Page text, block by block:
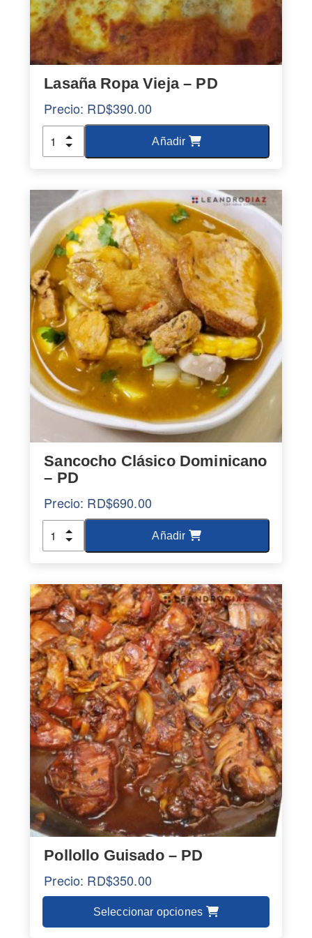
Lasaña Ropa Vieja – PD
Precio: RD$390.00
Cantidad
Añadir
Sancocho Clásico Dominicano
– PD
Precio: RD$690.00
Cantidad
Añadir
Pollollo Guisado – PD
Precio: RD$350.00
Seleccionar opciones
Este
producto
tiene
múltiples
variantes.
Las
opciones
se
pueden
elegir
en
la
página
de
producto